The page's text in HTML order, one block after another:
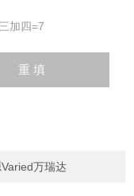
加四=7
万瑞达